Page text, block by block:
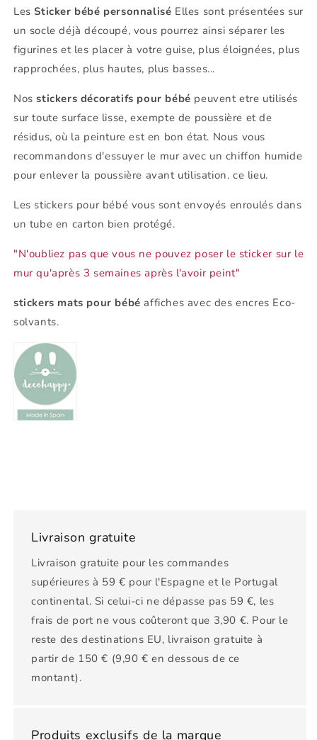
LesSticker bébé personnalisé Elles sont présentées sur
un socle déjà découpé, vous pourrez ainsi séparer les
figurines et les placer à votre guise, plus éloignées, plus
rapprochées, plus hautes, plus basses...
Nosstickers décoratifs pour bébé peuvent etre utilisés
sur toute surface lisse, exempte de poussière et de
résidus, où la peinture est en bon état. Nous vous
recommandons d'essuyer le mur avec un chiffon humide
pour enlever la poussière avant utilisation. ce lieu.
Les stickers pour bébé vous sont envoyés enroulés dans
un tube en carton bien protégé.
"N'oubliez pas que vous ne pouvez poser le sticker sur le
mur qu'après 3 semaines après l'avoir peint"
stickers mats pour bébé affiches avec des encres Eco-
solvants.
Livraison gratuite
Livraison gratuite pour les commandes
supérieures à 59 € pour l'Espagne et le Portugal
continental. Si celui-ci ne dépasse pas 59 €, les
frais de port ne vous coûteront que 3,90 €. Pour le
reste des destinations EU, livraison gratuite à
partir de 150 € (9,90 € en dessous de ce
montant).
Produits exclusifs de la marque